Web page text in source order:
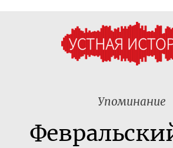
Упоминание